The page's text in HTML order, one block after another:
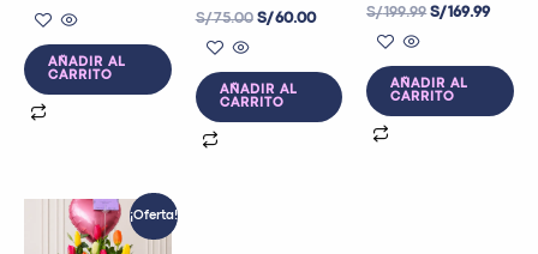
AÑADIR AL
CARRITO
S/75.00 S/60.00
AÑADIR AL
CARRITO
S/199.99 S/169.99
AÑADIR AL
CARRITO
¡Oferta!
El
precio
original
El
precio